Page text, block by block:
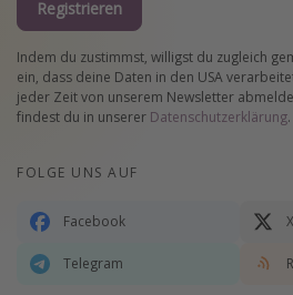
Registrieren
Indem du zustimmst, willigst du zugleich
ein, dass deine Daten in den USA
jeder Zeit von unserem Newsletter
findest du in unserer Datenschutzerklärung.
FOLGE UNS AUF
Facebook X
Telegram